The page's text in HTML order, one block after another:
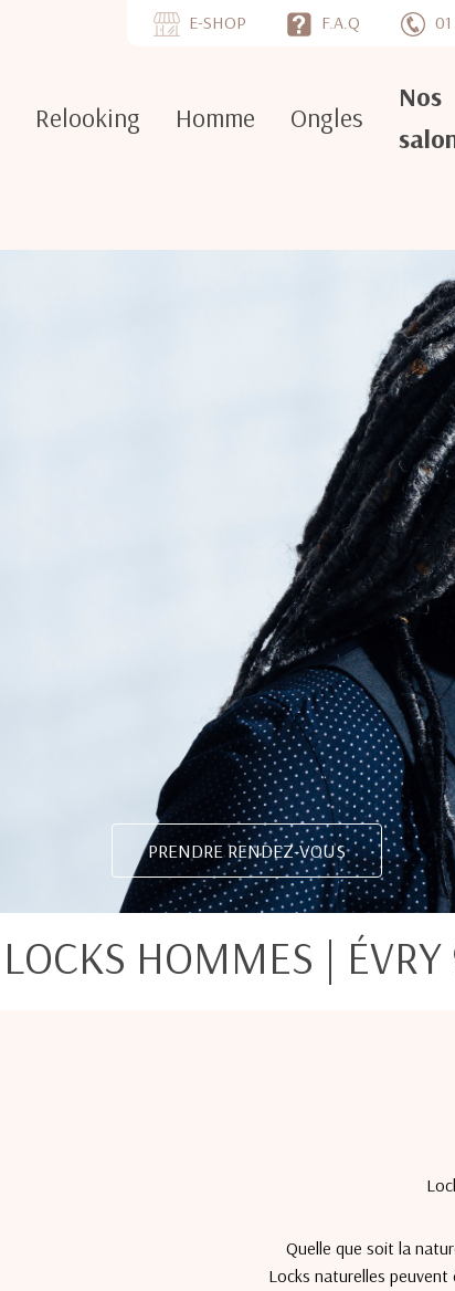
E-SHOP F.A.Q
Relooking Homme Ongles
Nos
PRENDRE RENDEZ-VOUS
LOCKS HOMMES | ÉVRY
Quelle que soit la
Locks naturelles peuvent